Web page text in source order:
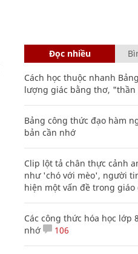
Đọc nhiều
Cách học thuộc nhanh
lượng giác bằng thơ, "thần
Bảng công thức đạo hàm
bản cần nhớ
Clip lột tả chân thực cảnh
như 'chó với mèo', người
hiện một vấn đề trong giáo
Các công thức hóa học lớp
nhớ
106